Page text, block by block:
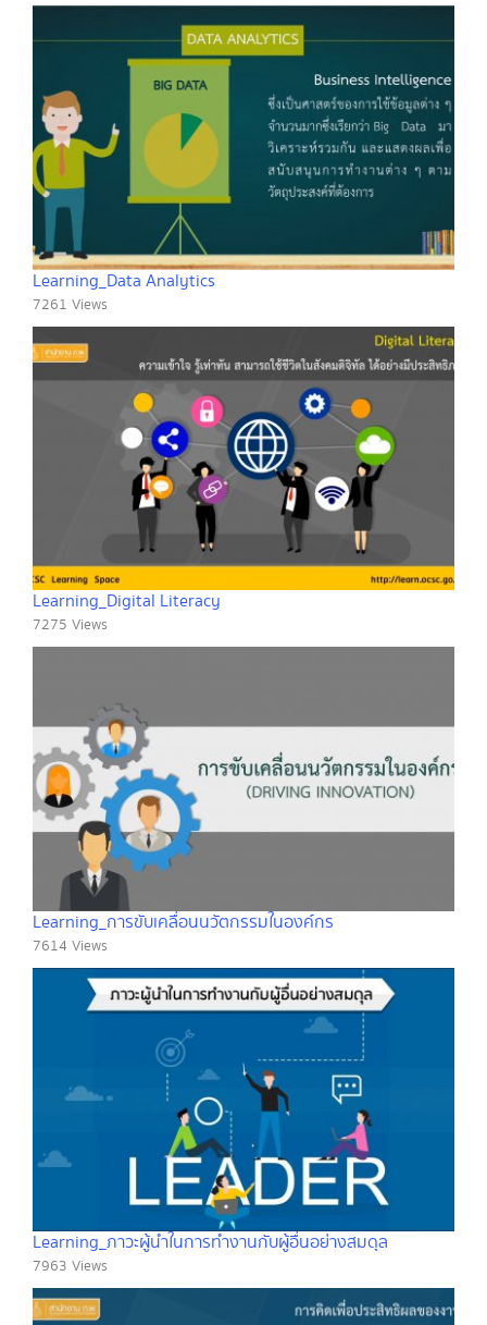
Learning_Data Analytics
7261 Views
Learning_Digital Literacy
7275 Views
Learning_การขับเคลื่อนนวัตกรรมในองค์กร
7614 Views
Learning_ภาวะผู้นำในการทำงานกับผู้อื่นอย่างสมดุล
7963 Views